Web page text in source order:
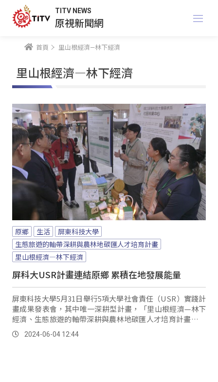
TITV NEWS
原視新聞網
首頁 里山根經濟—林下經濟
里山根經濟—林下經濟
原鄉 生活
屏東科技大學
生態旅遊的軸帶深耕與農林地碳匯人才培育計畫
里山根經濟—林下經濟
屏科大USR計畫連結原鄉 累積在地發展能量
屏東科技大學5月31日舉行5項大學社會責任（USR）實踐計
畫成果發表會，其中唯一深耕型計畫，「里山根經濟—林下
經濟、生態旅遊的軸帶深耕與農林地碳匯人才培育計畫」，
是屏科大將過去與原鄉部落累積多年合作經驗，並因應氣候
變遷轉化而成的永續發展計畫，像在霧台鄉就有不錯的成
2024-06-04 12:44